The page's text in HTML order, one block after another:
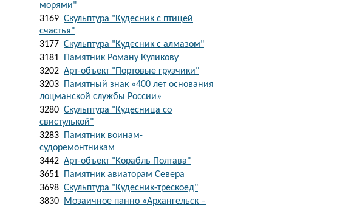
морями"
3169 Скульптура "Кудесник с птицей
счастья"
3177 Скульптура "Кудесник с алмазом"
3181
Памятник Роману Куликову
3202 Арт-объект "Портовые грузчики"
3203
Памятный знак «400 лет основания
лоцманской службы России»
3280 Скульптура "Кудесница со
свистулькой"
3283
Памятник воинам-
судоремонтникам
3442 Арт-объект "Корабль Полтава"
3651
Памятник авиаторам Севера
3698 Скульптура "Кудесник-трескоед"
3830
Мозаичное панно «Архангельск –